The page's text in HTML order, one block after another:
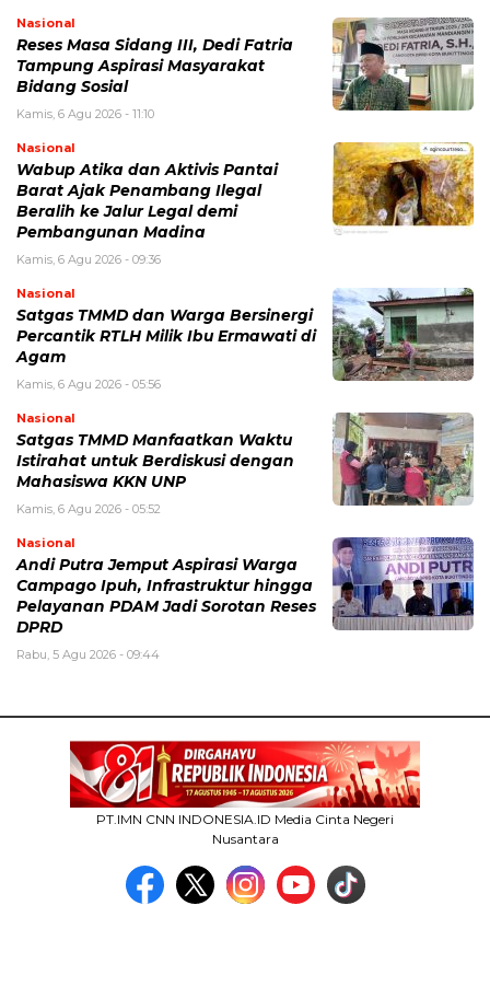
Nasional
Reses Masa Sidang III, Dedi Fatria
Tampung Aspirasi Masyarakat
Bidang Sosial
Kamis, 6 Agu 2026 - 11:10
Nasional
Wabup Atika dan Aktivis Pantai
Barat Ajak Penambang Ilegal
Beralih ke Jalur Legal demi
Pembangunan Madina
Kamis, 6 Agu 2026 - 09:36
Nasional
Satgas TMMD dan Warga Bersinergi
Percantik RTLH Milik Ibu Ermawati di
Agam
Kamis, 6 Agu 2026 - 05:56
Nasional
Satgas TMMD Manfaatkan Waktu
Istirahat untuk Berdiskusi dengan
Mahasiswa KKN UNP
Kamis, 6 Agu 2026 - 05:52
Nasional
Andi Putra Jemput Aspirasi Warga
Campago Ipuh, Infrastruktur hingga
Pelayanan PDAM Jadi Sorotan Reses
DPRD
Rabu, 5 Agu 2026 - 09:44
PT.IMN CNN INDONESIA.ID Media Cinta Negeri
Nusantara